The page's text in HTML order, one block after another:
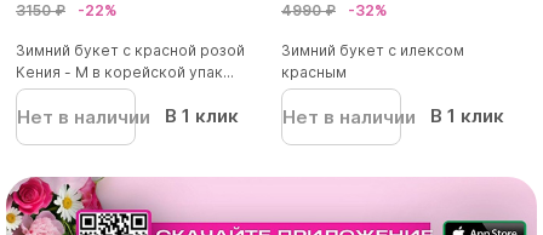
3150 ₽ -22%
Зимний букет с красной розой
Кения - M в корейской упак...
Нет в наличии В 1 клик
4990 ₽ -32%
Зимний букет с илексом
красным
Нет в наличии В 1 клик